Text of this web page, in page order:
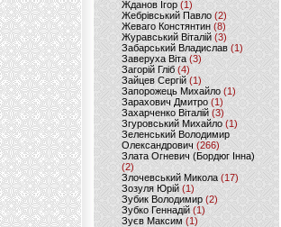
Жданов Ігор (1)
Жебрівський Павло (2)
Жеваго Констянтин (8)
Журавський Віталій (3)
Забарський Владислав (1)
Заверуха Віта (3)
Загорій Гліб (4)
Зайцев Сергій(1)
Запорожець Михайло (1)
Зарахович Дмитро (1)
Захарченко Віталій (3)
Згуровський Михайло (1)
Зеленський Володимир
Олександрович (266)
Злата Огневич (Бордюг Інна)
(2)
Злочевський Микола(17)
Зозуля Юрій (1)
Зубик Володимир (2)
Зубко Геннадій (1)
Зуєв Максим(1)